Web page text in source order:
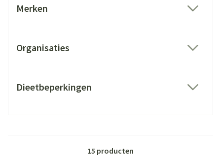
Merken
Organisaties
Dieetbeperkingen
15 producten